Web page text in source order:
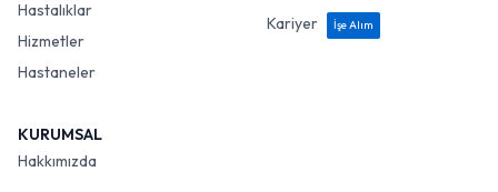
Hastalıklar
Hizmetler
Hastaneler
Kariyer
İşe Alım
KURUMSAL
Hakkımızda